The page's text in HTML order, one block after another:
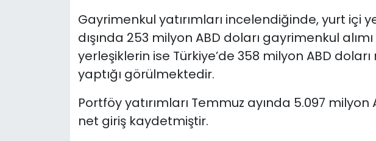
Gayrimenkul yatırımları incelendiğinde, yurt içi
dışında 253 milyon ABD doları gayrimenkul alımı
yerleşiklerin ise Türkiye’de 358 milyon ABD
yaptığı görülmektedir.
Portföy yatırımları Temmuz ayında 5.097 milyon
net giriş kaydetmiştir.